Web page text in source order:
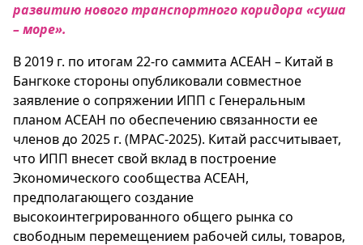
развитию нового транспортного коридора «суша
– море».
В 2019 г. по итогам 22-го саммита АСЕАН – Китай в
Бангкоке стороны опубликовали совместное
заявление о сопряжении ИПП с Генеральным
планом АСЕАН по обеспечению связанности ее
членов до 2025 г. (MPAC-2025). Китай рассчитывает,
что ИПП внесет свой вклад в построение
Экономического сообщества АСЕАН,
предполагающего создание
высокоинтегрированного общего рынка со
свободным перемещением рабочей силы, товаров,